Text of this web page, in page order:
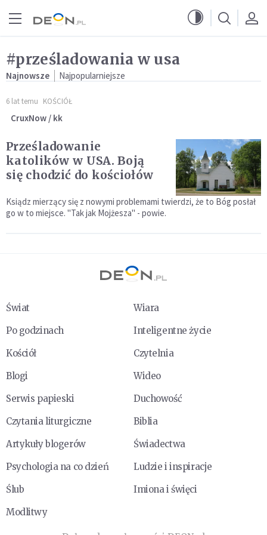
#prześladowania w usa
Najnowsze Najpopularniejsze
6 lat temu KOŚCIÓŁ
CruxNow / kk
Prześladowanie
katolików w USA. Boją
się chodzić do kościołów
Ksiądz mierzący się z nowymi problemami twierdzi, że to Bóg posłał
go w to miejsce. "Tak jak Mojżesza" - powie.
Świat
Wiara
Po godzinach
Inteligentne życie
Kościół
Czytelnia
Blogi
Wideo
Serwis papieski
Duchowość
Czytania liturgiczne
Biblia
Artykuły blogerów
Świadectwa
Psychologia na co dzień
Ludzie i inspiracje
Ślub
Imiona i święci
Modlitwy